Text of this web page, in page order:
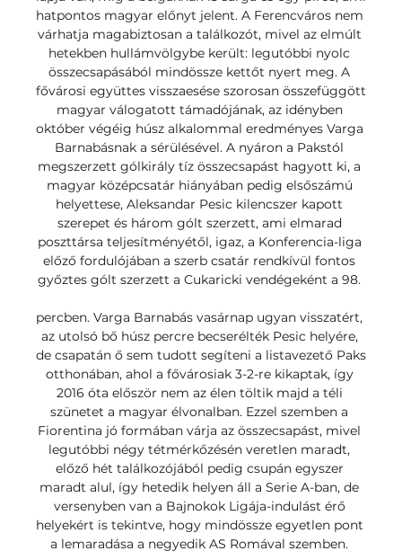
hatpontos magyar előnyt jelent. A Ferencváros nem
várhatja magabiztosan a találkozót, mivel az elmúlt
hetekben hullámvölgybe került: legutóbbi nyolc
összecsapásából mindössze kettőt nyert meg. A
fővárosi együttes visszaesése szorosan összefüggött
magyar válogatott támadójának, az idényben
október végéig húsz alkalommal eredményes Varga
Barnabásnak a sérülésével. A nyáron a Pakstól
megszerzett gólkirály tíz összecsapást hagyott ki, a
magyar középcsatár hiányában pedig elsőszámú
helyettese, Aleksandar Pesic kilencszer kapott
szerepet és három gólt szerzett, ami elmarad
poszttársa teljesítményétől, igaz, a Konferencia-liga
előző fordulójában a szerb csatár rendkívül fontos
győztes gólt szerzett a Cukaricki vendégeként a 98.
percben. Varga Barnabás vasárnap ugyan visszatért,
az utolsó bő húsz percre becserélték Pesic helyére,
de csapatán ő sem tudott segíteni a listavezető Paks
otthonában, ahol a fővárosiak 3-2-re kikaptak, így
2016 óta először nem az élen töltik majd a téli
szünetet a magyar élvonalban. Ezzel szemben a
Fiorentina jó formában várja az összecsapást, mivel
legutóbbi négy tétmérkőzésén veretlen maradt,
előző hét találkozójából pedig csupán egyszer
maradt alul, így hetedik helyen áll a Serie A-ban, de
versenyben van a Bajnokok Ligája-indulást érő
helyekért is tekintve, hogy mindössze egyetlen pont
a lemaradása a negyedik AS Romával szemben.